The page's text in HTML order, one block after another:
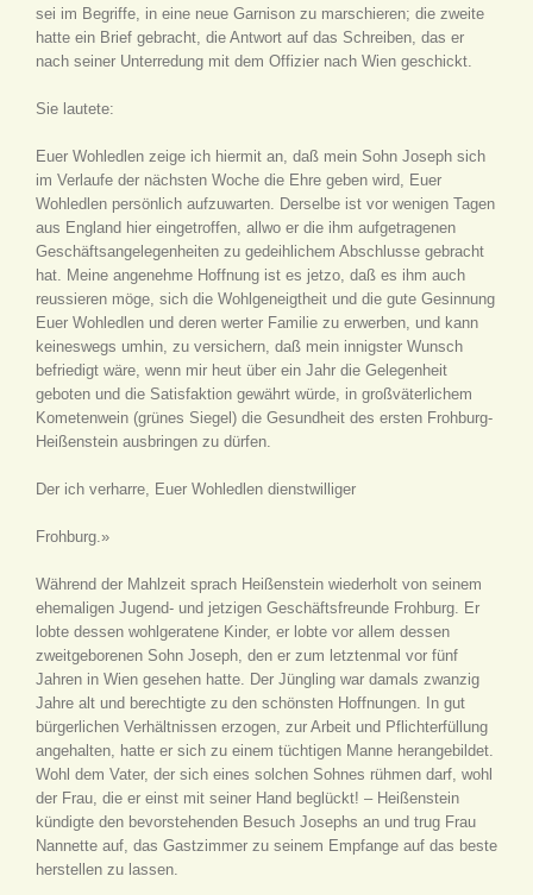
sei im Begriffe, in eine neue Garnison zu marschieren; die zweite
hatte ein Brief gebracht, die Antwort auf das Schreiben, das er
nach seiner Unterredung mit dem Offizier nach Wien geschickt.
Sie lautete:
Euer Wohledlen zeige ich hiermit an, daß mein Sohn Joseph sich
im Verlaufe der nächsten Woche die Ehre geben wird, Euer
Wohledlen persönlich aufzuwarten. Derselbe ist vor wenigen Tagen
aus England hier eingetroffen, allwo er die ihm aufgetragenen
Geschäftsangelegenheiten zu gedeihlichem Abschlusse gebracht
hat. Meine angenehme Hoffnung ist es jetzo, daß es ihm auch
reussieren möge, sich die Wohlgeneigtheit und die gute Gesinnung
Euer Wohledlen und deren werter Familie zu erwerben, und kann
keineswegs umhin, zu versichern, daß mein innigster Wunsch
befriedigt wäre, wenn mir heut über ein Jahr die Gelegenheit
geboten und die Satisfaktion gewährt würde, in großväterlichem
Kometenwein (grünes Siegel) die Gesundheit des ersten Frohburg-
Heißenstein ausbringen zu dürfen.
Der ich verharre, Euer Wohledlen dienstwilliger
Frohburg.»
Während der Mahlzeit sprach Heißenstein wiederholt von seinem
ehemaligen Jugend- und jetzigen Geschäftsfreunde Frohburg. Er
lobte dessen wohlgeratene Kinder, er lobte vor allem dessen
zweitgeborenen Sohn Joseph, den er zum letztenmal vor fünf
Jahren in Wien gesehen hatte. Der Jüngling war damals zwanzig
Jahre alt und berechtigte zu den schönsten Hoffnungen. In gut
bürgerlichen Verhältnissen erzogen, zur Arbeit und Pflichterfüllung
angehalten, hatte er sich zu einem tüchtigen Manne herangebildet.
Wohl dem Vater, der sich eines solchen Sohnes rühmen darf, wohl
der Frau, die er einst mit seiner Hand beglückt! – Heißenstein
kündigte den bevorstehenden Besuch Josephs an und trug Frau
Nannette auf, das Gastzimmer zu seinem Empfange auf das beste
herstellen zu lassen.